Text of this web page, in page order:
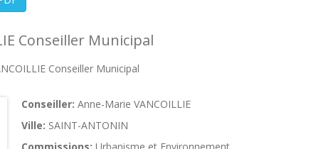
Conseiller Municipal
Conseiller Municipal
Conseiller: Anne-Marie VANCOILLIE
Ville: SAINT-ANTONIN